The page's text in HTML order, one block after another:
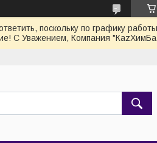
поскольку по графику
С Уважением, Компания